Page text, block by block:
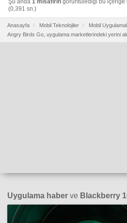
Şu anda 1 misafirin görüntülediği bu içeriğe
(0,391 sn.)
Anasayfa Mobil Teknolojiler
Mobil
Angry Birds Go, uygulama marketlerindeki yerini
Uygulama haber ve Blackberry